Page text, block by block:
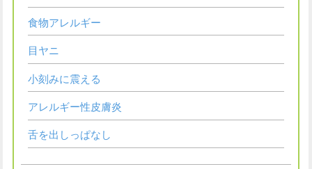
食物アレルギー
目ヤニ
小刻みに震える
アレルギー性皮膚炎
舌を出しっぱなし